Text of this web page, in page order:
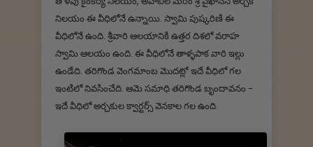
నిలయం ఈ వీధిలోనే ఉన్నాయి. స్వామి పుష్కరిణి ఈ
వీధిలోనే ఉంది. శ్రీవారి ఆలయానికి ఉత్తర దిశలో వరాహ
స్వామి ఆలయం ఉంది. ఈ వీధిలోనే తాళ్ళపాక వారి ఇల్లు
ఉండేది. తరిగొండ వెంగమాంబ మొదట్లో ఇదే వీధిలో గల
ఇంటిలో నివసించేది. ఆమె సమాధి తరిగొండ బృందావనం -
ఇదే వీధిలో అర్చకుల క్వార్టర్స్ వెనకాల గల ఉంది.